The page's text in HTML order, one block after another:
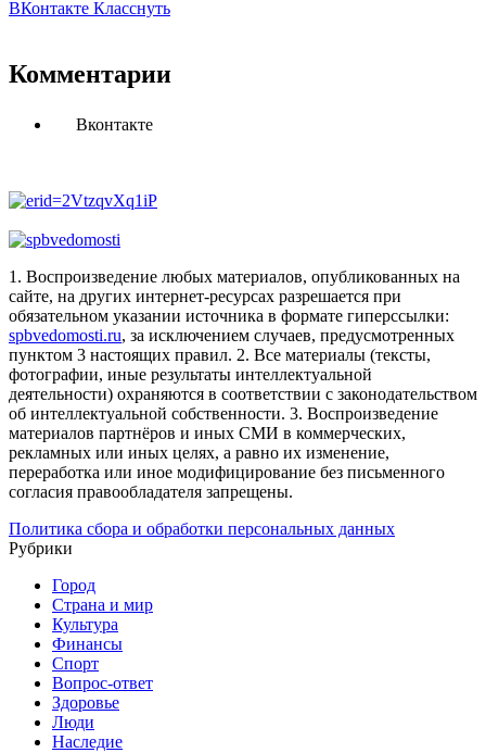
ВКонтакте Класснуть
Комментарии
Вконтакте
1. Воспроизведение любых материалов, опубликованных на
сайте, на других интернет-ресурсах разрешается при
обязательном указании источника в формате гиперссылки:
spbvedomosti.ru, за исключением случаев, предусмотренных
пунктом 3 настоящих правил. 2. Все материалы (тексты,
фотографии, иные результаты интеллектуальной
деятельности) охраняются в соответствии с законодательством
об интеллектуальной собственности. 3. Воспроизведение
материалов партнёров и иных СМИ в коммерческих,
рекламных или иных целях, а равно их изменение,
переработка или иное модифицирование без письменного
согласия правообладателя запрещены.
Политика сбора и обработки персональных данных
Рубрики
Город
Страна и мир
Культура
Финансы
Спорт
Вопрос-ответ
Здоровье
Люди
Наследие